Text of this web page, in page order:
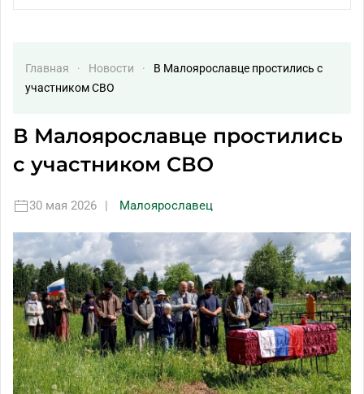
Главная Новости
В Малоярославце простились с
участником СВО
В Малоярославце простились
с участником СВО
30 мая 2026 Малоярославец